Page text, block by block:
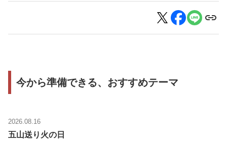
今から準備できる、おすすめテーマ
2026.08.16
五山送り火の日